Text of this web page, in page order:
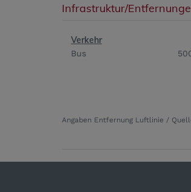
Infrastruktur/
Verkehr
Bus
Angaben Entfernung Luftlinie /